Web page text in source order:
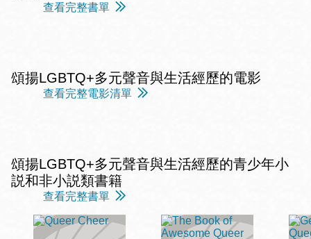
查看完整書單
頌揚LGBTQ+多元聲音與生活經歷的電影
查看完整電影清單
頌揚LGBTQ+多元聲音與生活經歷的青少年小
説和非小説類書籍
查看完整書單